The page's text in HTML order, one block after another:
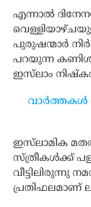
എന്നാല്‍
പുരുഷന്മാര്‍
പറയുന്ന
ഇസ്‌ലാം
വാര്‍ത്തകള്‍
ഇസ്‌ലാമിക
സ്ത്രീകള്‍ക്ക്
വീട്ടിലിരുന്നു
പ്രതിഫലമാണ്